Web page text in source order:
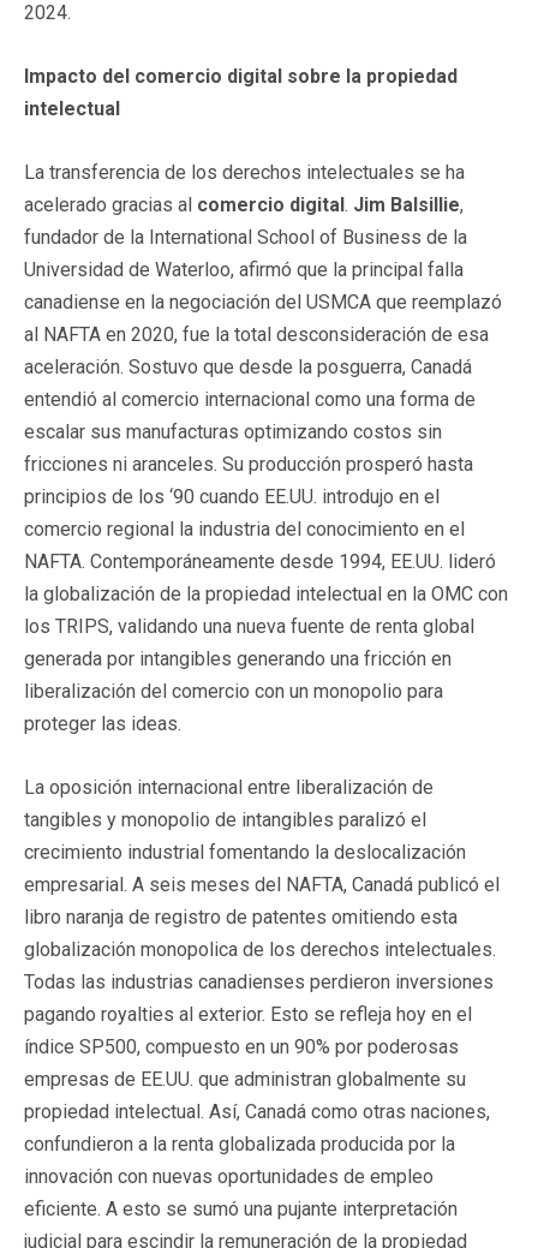
2024.
Impacto del comercio digital sobre la propiedad
intelectual
La transferencia de los derechos intelectuales se ha
acelerado gracias al comercio digital. Jim Balsillie,
fundador de la International School of Business de la
Universidad de Waterloo, afirmó que la principal falla
canadiense en la negociación del USMCA que reemplazó
al NAFTA en 2020, fue la total desconsideración de esa
aceleración. Sostuvo que desde la posguerra, Canadá
entendió al comercio internacional como una forma de
escalar sus manufacturas optimizando costos sin
fricciones ni aranceles. Su producción prosperó hasta
principios de los ‘90 cuando EE.UU. introdujo en el
comercio regional la industria del conocimiento en el
NAFTA. Contemporáneamente desde 1994, EE.UU. lideró
la globalización de la propiedad intelectual en la OMC con
los TRIPS, validando una nueva fuente de renta global
generada por intangibles generando una fricción en
liberalización del comercio con un monopolio para
proteger las ideas.
La oposición internacional entre liberalización de
tangibles y monopolio de intangibles paralizó el
crecimiento industrial fomentando la deslocalización
empresarial. A seis meses del NAFTA, Canadá publicó el
libro naranja de registro de patentes omitiendo esta
globalización monopolica de los derechos intelectuales.
Todas las industrias canadienses perdieron inversiones
pagando royalties al exterior. Esto se refleja hoy en el
índice SP500, compuesto en un 90% por poderosas
empresas de EE.UU. que administran globalmente su
propiedad intelectual. Así, Canadá como otras naciones,
confundieron a la renta globalizada producida por la
innovación con nuevas oportunidades de empleo
eficiente. A esto se sumó una pujante interpretación
judicial para escindir la remuneración de la propiedad